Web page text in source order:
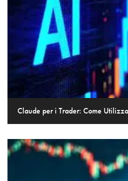
Claude per i Trader: Come